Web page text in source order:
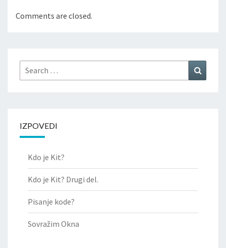
Comments are closed.
Search
for:
IZPOVEDI
Kdo je Kit?
Kdo je Kit? Drugi del.
Pisanje kode?
Sovražim Okna